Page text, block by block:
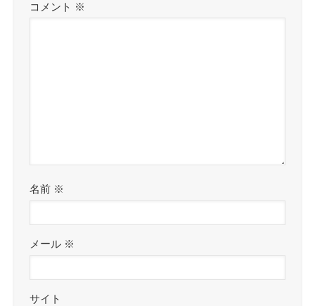
コメント ※
名前 ※
メール ※
サイト